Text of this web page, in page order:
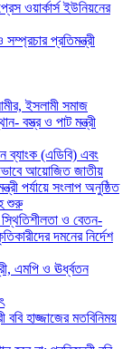
ওয়ার্কার্স ইউনিয়নের
প্রতিমন্ত্রী
ইসলামী সমাজ
বস্ত্র ও পাট মন্ত্রী
(এডিবি) এবং
আয়োজিত জাতীয়
পর্যায়ে সংলাপ অনুষ্ঠিত
শুরু
ও বেতন-
দমনের নির্দেশ
এমপি ও ঊর্ধ্বতন
ববি হাজ্জাজের মতবিনিময়